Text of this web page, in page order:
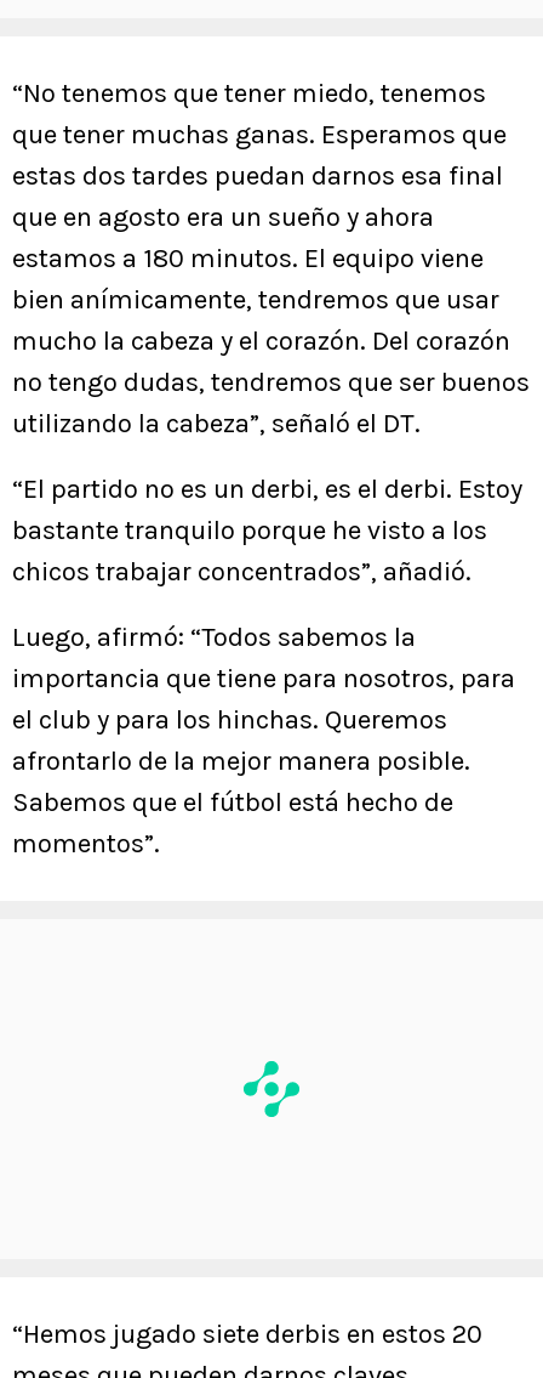
“No tenemos que tener miedo, tenemos
que tener muchas ganas. Esperamos que
estas dos tardes puedan darnos esa final
que en agosto era un sueño y ahora
estamos a 180 minutos. El equipo viene
bien anímicamente, tendremos que usar
mucho la cabeza y el corazón. Del corazón
no tengo dudas, tendremos que ser buenos
utilizando la cabeza”, señaló el DT.
“El partido no es un derbi, es el derbi. Estoy
bastante tranquilo porque he visto a los
chicos trabajar concentrados”, añadió.
Luego, afirmó: “Todos sabemos la
importancia que tiene para nosotros, para
el club y para los hinchas. Queremos
afrontarlo de la mejor manera posible.
Sabemos que el fútbol está hecho de
momentos”.
“Hemos jugado siete derbis en estos 20